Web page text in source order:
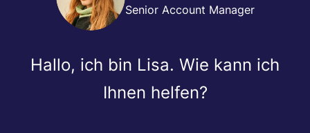
Senior Account Manager
Hallo, ich bin Lisa. Wie kann ich
Ihnen helfen?